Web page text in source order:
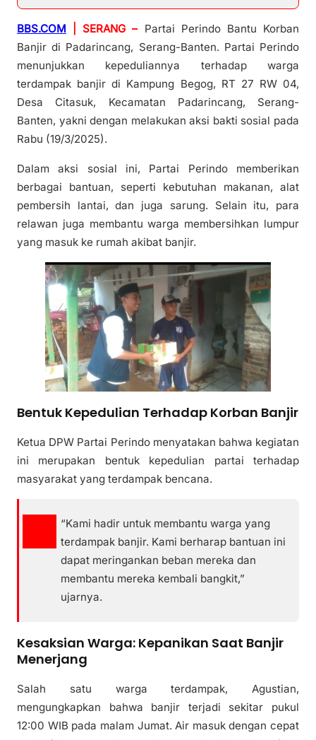
BBS.COM | SERANG – Partai Perindo Bantu Korban
Banjir di Padarincang, Serang-Banten. Partai Perindo
menunjukkan kepeduliannya terhadap warga
terdampak banjir di Kampung Begog, RT 27 RW 04,
Desa Citasuk, Kecamatan Padarincang, Serang-
Banten, yakni dengan melakukan aksi bakti sosial pada
Rabu (19/3/2025).
Dalam aksi sosial ini, Partai Perindo memberikan
berbagai bantuan, seperti kebutuhan makanan, alat
pembersih lantai, dan juga sarung. Selain itu, para
relawan juga membantu warga membersihkan lumpur
yang masuk ke rumah akibat banjir.
Bentuk Kepedulian Terhadap Korban Banjir
Ketua DPW Partai Perindo menyatakan bahwa kegiatan
ini merupakan bentuk kepedulian partai terhadap
masyarakat yang terdampak bencana.
“Kami hadir untuk membantu warga yang
terdampak banjir. Kami berharap bantuan ini
dapat meringankan beban mereka dan
membantu mereka kembali bangkit,”
ujarnya.
Kesaksian Warga: Kepanikan Saat Banjir
Menerjang
Salah satu warga terdampak, Agustian,
mengungkapkan bahwa banjir terjadi sekitar pukul
12:00 WIB pada malam Jumat. Air masuk dengan cepat